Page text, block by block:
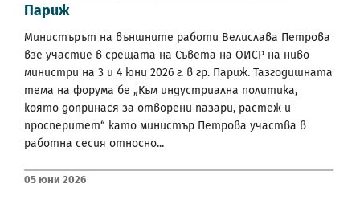
Париж
Министърът на външните работи Велислава Петрова
взе участие в срещата на Съвета на ОИСР на ниво
министри на 3 и 4 юни 2026 г. в гр. Париж. Тазгодишната
тема на форума бе „Към индустриална политика,
която допринася за отворени пазари, растеж и
просперитет“ като министър Петрова участва в
работна сесия относно...
05 Юни 2026